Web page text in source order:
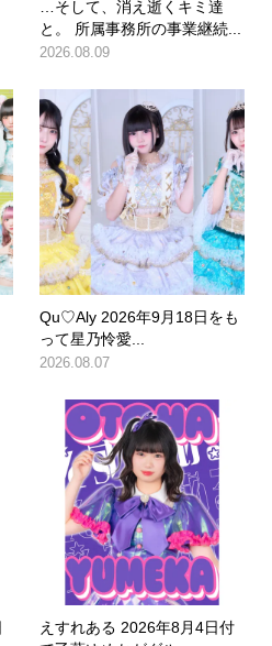
…そして、消え逝くキミ達
と。 所属事務所の事業継続...
2026.08.09
Qu♡Aly 2026年9月18日をも
って星乃怜愛...
2026.08.07
えすれある 2026年8月4日付